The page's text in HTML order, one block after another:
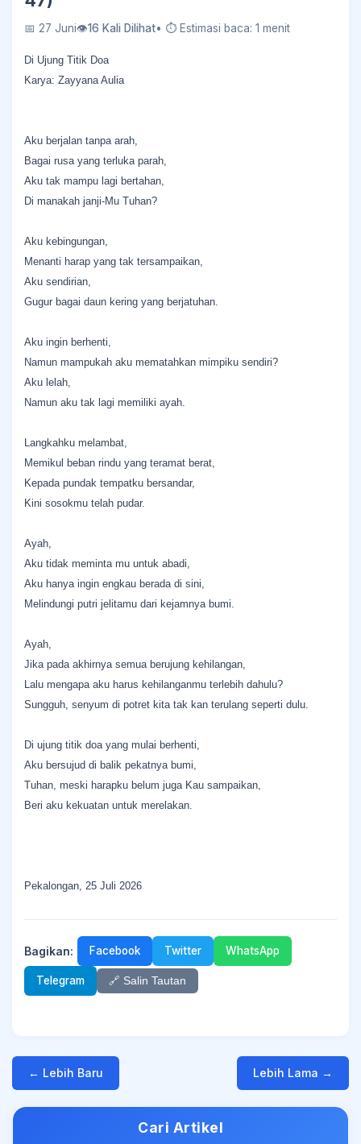
📅 27 Juni👁16 Kali Dilihat• ⏱ Estimasi baca: 1 menit
Di Ujung Titik Doa
Karya: Zayyana Aulia
Aku berjalan tanpa arah,
Bagai rusa yang terluka parah,
Aku tak mampu lagi bertahan,
Di manakah janji-Mu Tuhan?
Aku kebingungan,
Menanti harap yang tak tersampaikan,
Aku sendirian,
Gugur bagai daun kering yang berjatuhan.
Aku ingin berhenti,
Namun mampukah aku mematahkan mimpiku sendiri?
Aku lelah,
Namun aku tak lagi memiliki ayah.
Langkahku melambat,
Memikul beban rindu yang teramat berat,
Kepada pundak tempatku bersandar,
Kini sosokmu telah pudar.
Ayah,
Aku tidak meminta mu untuk abadi,
Aku hanya ingin engkau berada di sini,
Melindungi putri jelitamu dari kejamnya bumi.
Ayah,
Jika pada akhirnya semua berujung kehilangan,
Lalu mengapa aku harus kehilanganmu terlebih dahulu?
Sungguh, senyum di potret kita tak kan terulang seperti dulu.
Di ujung titik doa yang mulai berhenti,
Aku bersujud di balik pekatnya bumi,
Tuhan, meski harapku belum juga Kau sampaikan,
Beri aku kekuatan untuk merelakan.
Pekalongan, 25 Juli 2026
Bagikan: Facebook Twitter WhatsApp
Telegram 🔗 Salin Tautan
← Lebih Baru Lebih Lama →
Cari Artikel